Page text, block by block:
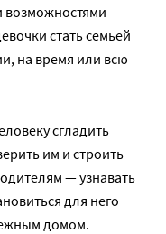
возможностями
стать семьей
на время или всю
сгладить
им и строить
— узнавать
для него
домом.